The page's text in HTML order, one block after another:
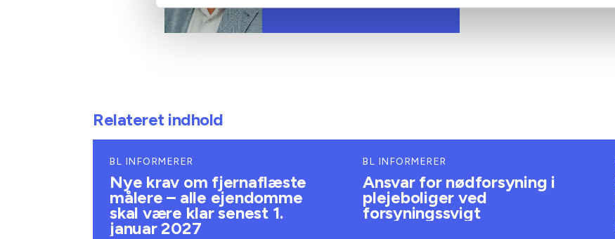
Relateret indhold
BL INFORMERER
Nye krav om fjernaflæste
målere – alle ejendomme
skal være klar senest 1.
januar 2027
BL INFORMERER
Ansvar for nødforsyning i
plejeboliger ved
forsyningssvigt